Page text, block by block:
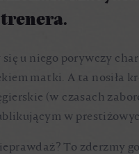
się u niego porywczy
matki. A ta nosiła
(w czasach
w
To zderzmy